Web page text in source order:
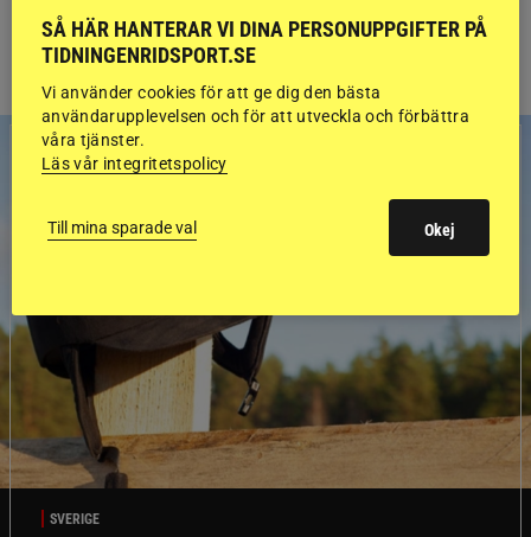
SVERIGE
SÅ HÄR HANTERAR VI DINA PERSONUPPGIFTER PÅ
TIDNINGENRIDSPORT.SE
Vi använder cookies för att ge dig den bästa
användarupplevelsen och för att utveckla och förbättra
våra tjänster.
Läs vår integritetspolicy
Till mina sparade val Okej